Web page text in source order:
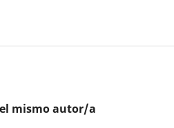
mismo autor/a